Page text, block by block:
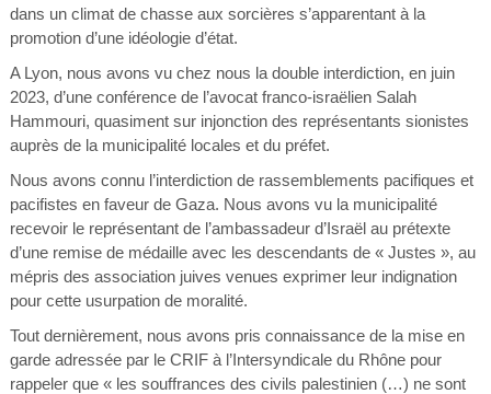
dans un climat de chasse aux sorcières s’apparentant à la
promotion d’une idéologie d’état.
A Lyon, nous avons vu chez nous la double interdiction, en juin
2023, d’une conférence de l’avocat franco-israëlien Salah
Hammouri, quasiment sur injonction des représentants sionistes
auprès de la municipalité locales et du préfet.
Nous avons connu l’interdiction de rassemblements pacifiques et
pacifistes en faveur de Gaza. Nous avons vu la municipalité
recevoir le représentant de l’ambassadeur d’Israël au prétexte
d’une remise de médaille avec les descendants de « Justes », au
mépris des association juives venues exprimer leur indignation
pour cette usurpation de moralité.
Tout dernièrement, nous avons pris connaissance de la mise en
garde adressée par le CRIF à l’Intersyndicale du Rhône pour
rappeler que « les souffrances des civils palestinien (…) ne sont